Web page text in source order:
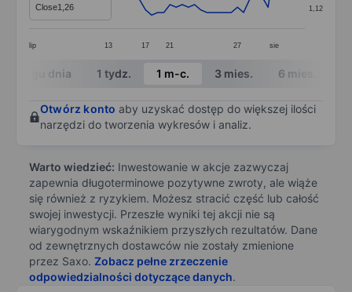
The chart has 1 Y axis displaying values. Data ranges
lip 13 17 21 27 sie
1,12
Close1,26
End of interactive chart.
W ciągu dnia 1 tydz. 1 m-c. 3 mies. 6 mies.
Otwórz konto aby uzyskać dostęp do większej ilości
narzędzi do tworzenia wykresów i analiz.
Warto wiedzieć: Inwestowanie w akcje zazwyczaj
zapewnia długoterminowe pozytywne zwroty, ale wiąże
się również z ryzykiem. Możesz stracić część lub całość
swojej inwestycji. Przeszłe wyniki tej akcji nie są
wiarygodnym wskaźnikiem przyszłych rezultatów. Dane
od zewnętrznych dostawców nie zostały zmienione
przez Saxo. Zobacz pełne zrzeczenie
odpowiedzialności dotyczące danych.